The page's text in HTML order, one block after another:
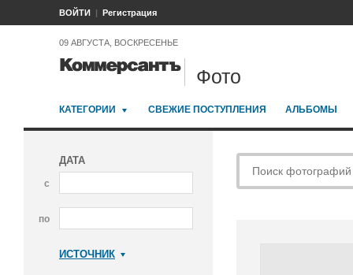
ВОЙТИ Регистрация
09 АВГУСТА, ВОСКРЕСЕНЬЕ
Фото
КАТЕГОРИИ СВЕЖИЕ ПОСТУПЛЕНИЯ АЛЬБОМЫ
ДАТА
с
по
ИСТОЧНИК